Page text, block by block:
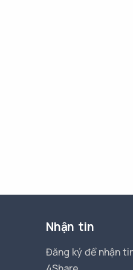
Nhận tin
Đăng ký để nhận